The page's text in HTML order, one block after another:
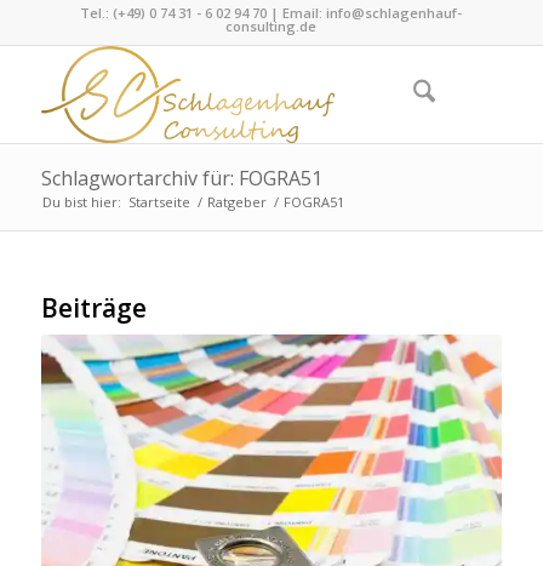
Tel.: (+49) 0 74 31 - 6 02 94 70 | Email:info@schlagenhauf-
consulting.de
Schlagwortarchiv für: FOGRA51
Du bist hier: Startseite / Ratgeber / FOGRA51
Beiträge